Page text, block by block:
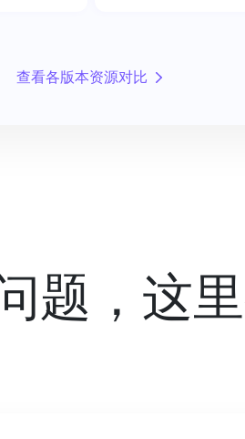
查看各版本资源对比
题，这